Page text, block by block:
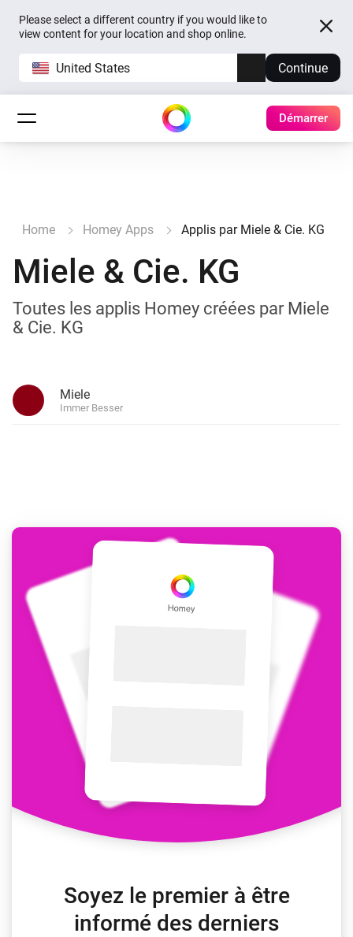
Please select a different country if you would like to
view content for your location and shop online.
United States Continue
Démarrer
Home Homey Apps Applis par Miele & Cie. KG
Miele & Cie. KG
Toutes les applis Homey créées par Miele
& Cie. KG
Miele
Immer Besser
Soyez le premier à être
informé des derniers